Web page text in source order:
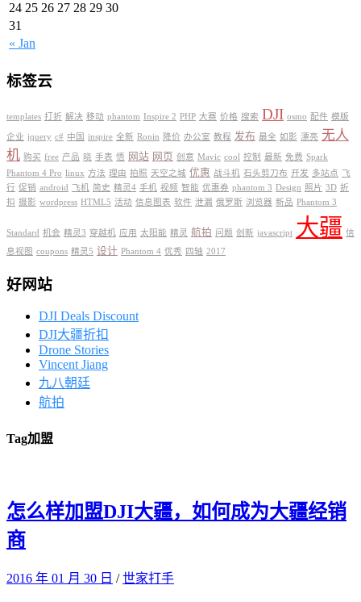
« Jan
24 25 26 27 28 29 30
31
标签云
templates 打折 解决 移动 phantom Inspire 2 PHP 大赛 价格 搜索 DJI osmo 配件 模版
企业 jquery c# 中国 inspire 全新 Ronin 降价 办公室 教程 发布 最全 如影 漂亮 无人
机 购买 free 产品 晓 手表 悟 网站 网页 创意 Mavic cool 控制 最新 免费 Spark
Phantom 4 Pro linux 方法 理由 拍照 天空之城 优惠 战斗机 石头剪刀布 开发 多站点 飞
行 促销 android 飞机 简史 精灵4 手机 视频 智能 优惠券 phantom 3 Design 照片 3D 折
扣 摄影 wordpress HTML5 活动 信息图表 软件 泄漏 俄罗斯 浏览器 新品 Phantom 3
Standard 机会 精灵3 穿越机 应用 太阳能 精灵 航拍 问题 创新 javascript 大疆 信
息视图 coupons 精灵5 设计 Phantom 4 优秀 四轴 2017
好网站
DJI Deals Discount
DJI大疆折扣
Drone Stories
Vincent Jiang
九八朝廷
航拍
Tag加盟
怎么样加盟DJI大疆，如何成为大疆经销
商
2016 年 01 月 30 日 /世家打手